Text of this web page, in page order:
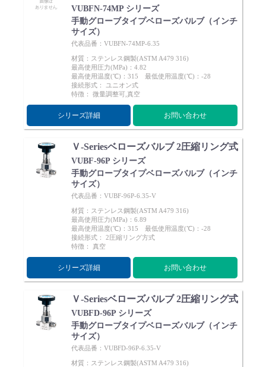
VUBFN-74MP シリーズ
手動グローブタイプベローズバルブ（インチ
サイズ）
代表品番：VUBFN-74MP-6.35
材質：ステンレス鋼製(ASTM A479 316)
最高使用圧力(MPa)：4.82
最高使用温度(℃)：315 最低使用温度(℃)：-28
接続形式： ユニオン式
特徴： 微量調整可,真空
シリーズ詳細 お問い合わせ
Ｖ-Seriesベローズバルブ 2圧縮リング式
VUBF-96P シリーズ
手動グローブタイプベローズバルブ（インチ
サイズ）
代表品番：VUBF-96P-6.35-V
材質：ステンレス鋼製(ASTM A479 316)
最高使用圧力(MPa)：6.89
最高使用温度(℃)：315 最低使用温度(℃)：-28
接続形式： 2圧縮リング方式
特徴： 真空
シリーズ詳細 お問い合わせ
Ｖ-Seriesベローズバルブ 2圧縮リング式
VUBFD-96P シリーズ
手動グローブタイプベローズバルブ（インチ
サイズ）
代表品番：VUBFD-96P-6.35-V
材質：ステンレス鋼製(ASTM A479 316)